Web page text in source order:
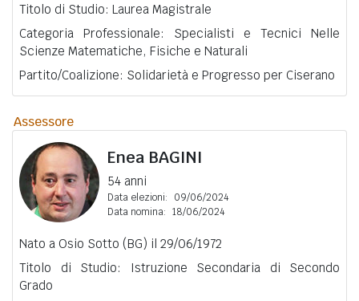
Titolo di Studio: Laurea Magistrale
Categoria Professionale: Specialisti e Tecnici Nelle
Scienze Matematiche, Fisiche e Naturali
Partito/Coalizione: Solidarietà e Progresso per Ciserano
Assessore
Enea BAGINI
54 anni
Data elezioni:
09/06/2024
Data nomina: 18/06/2024
Nato a Osio Sotto (BG) il 29/06/1972
Titolo di Studio: Istruzione Secondaria di Secondo
Grado